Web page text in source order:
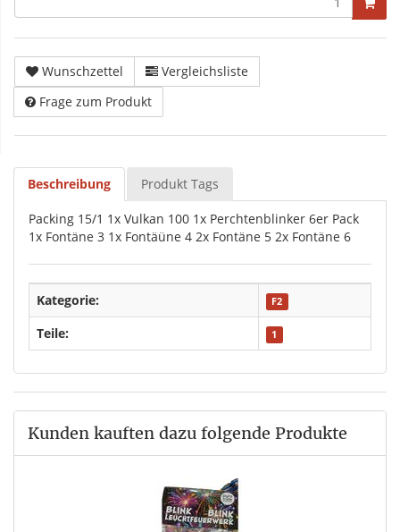
Wunschzettel
Vergleichsliste
Frage zum Produkt
Beschreibung Produkt Tags
Packing 15/1 1x Vulkan 100 1x Perchtenblinker 6er Pack
1x Fontäne 3 1x Fontäüne 4 2x Fontäne 5 2x Fontäne 6
Kategorie: F2
Teile: 1
Kunden kauften dazu folgende Produkte